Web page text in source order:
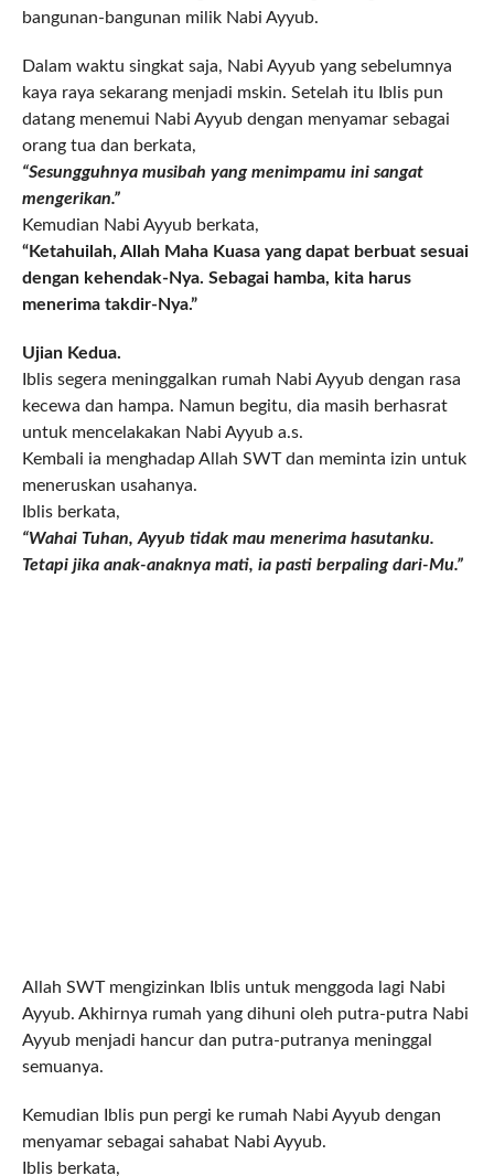
bangunan-bangunan milik Nabi Ayyub.
Dalam waktu singkat saja, Nabi Ayyub yang sebelumnya
kaya raya sekarang menjadi mskin. Setelah itu Iblis pun
datang menemui Nabi Ayyub dengan menyamar sebagai
orang tua dan berkata,
“Sesungguhnya musibah yang menimpamu ini sangat
mengerikan.”
Kemudian Nabi Ayyub berkata,
“Ketahuilah, Allah Maha Kuasa yang dapat berbuat sesuai
dengan kehendak-Nya. Sebagai hamba, kita harus
menerima takdir-Nya.”
Ujian Kedua.
Iblis segera meninggalkan rumah Nabi Ayyub dengan rasa
kecewa dan hampa. Namun begitu, dia masih berhasrat
untuk mencelakakan Nabi Ayyub a.s.
Kembali ia menghadap Allah SWT dan meminta izin untuk
meneruskan usahanya.
Iblis berkata,
“Wahai Tuhan, Ayyub tidak mau menerima hasutanku.
Tetapi jika anak-anaknya mati, ia pasti berpaling dari-Mu.”
Allah SWT mengizinkan Iblis untuk menggoda lagi Nabi
Ayyub. Akhirnya rumah yang dihuni oleh putra-putra Nabi
Ayyub menjadi hancur dan putra-putranya meninggal
semuanya.
Kemudian Iblis pun pergi ke rumah Nabi Ayyub dengan
menyamar sebagai sahabat Nabi Ayyub.
Iblis berkata,